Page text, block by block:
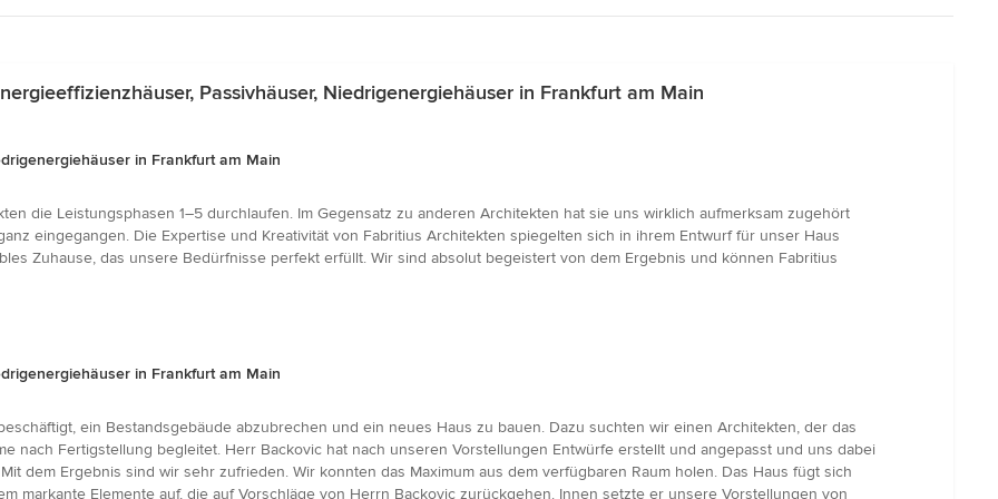
Passivhäuser, Niedrigenergiehäuser in Frankfurt am Main
in Frankfurt am Main
die Leistungsphasen 1–5 durchlaufen. Im Gegensatz zu anderen Architekten hat sie uns wirklich aufmerksam zugehört
eingegangen. Die Expertise und Kreativität von Fabritius Architekten spiegelten sich in ihrem Entwurf für unser Haus
Zuhause, das unsere Bedürfnisse perfekt erfüllt. Wir sind absolut begeistert von dem Ergebnis und können Fabritius
in Frankfurt am Main
ein Bestandsgebäude abzubrechen und ein neues Haus zu bauen. Dazu suchten wir einen Architekten, der das
nach Fertigstellung begleitet. Herr Backovic hat nach unseren Vorstellungen Entwürfe erstellt und angepasst und uns dabei
dem Ergebnis sind wir sehr zufrieden. Wir konnten das Maximum aus dem verfügbaren Raum holen. Das Haus fügt sich
markante Elemente auf, die auf Vorschläge von Herrn Backovic zurückgehen. Innen setzte er unsere Vorstellungen von